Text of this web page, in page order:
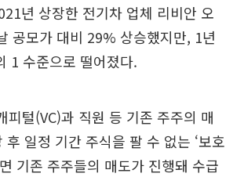
년 상장한 전기차 업체 리비안 오
공모가 대비 29% 상승했지만, 1년
1 수준으로 떨어졌다.
피털(VC)과 직원 등 기존 주주의 매
후 일정 기간 주식을 팔 수 없는 ‘보호
기존 주주들의 매도가 진행돼 수급